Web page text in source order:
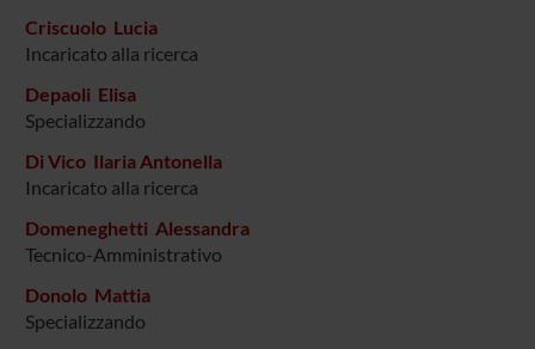
Criscuolo Lucia
Incaricato alla ricerca
Depaoli Elisa
Specializzando
Di Vico Ilaria Antonella
Incaricato alla ricerca
Domeneghetti Alessandra
Tecnico-Amministrativo
Donolo Mattia
Specializzando